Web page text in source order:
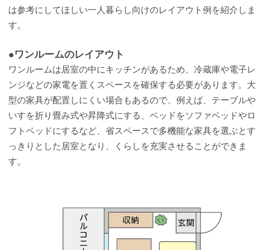
は参考にしてほしい一人暮らし向けのレイアウト例を紹介しま
す。
●ワンルームのレイアウト
ワンルームは居室の中にキッチンがあるため、冷蔵庫や電子レ
ンジなどの家電を置くスペースを確保する必要があります。大
型の家具が配置しにくい場合もあるので、例えば、テーブルや
いすを折り畳み式や昇降式にする、ベッドをソファベッドやロ
フトベッドにするなど、省スペースで多機能な家具を選ぶとす
っきりとした居室となり、くらしを充実させることができま
す。